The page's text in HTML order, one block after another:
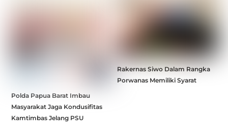
Polda Papua Barat Imbau
Masyarakat Jaga Kondusifitas
Kamtimbas Jelang PSU
Rakernas Siwo Dalam Rangka
Porwanas Memiliki Syarat